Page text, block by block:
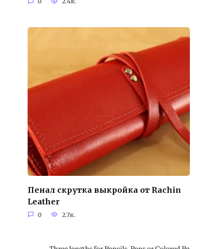
Пенал скрутка выкройка от Rachin
Leather
0 2.7к.